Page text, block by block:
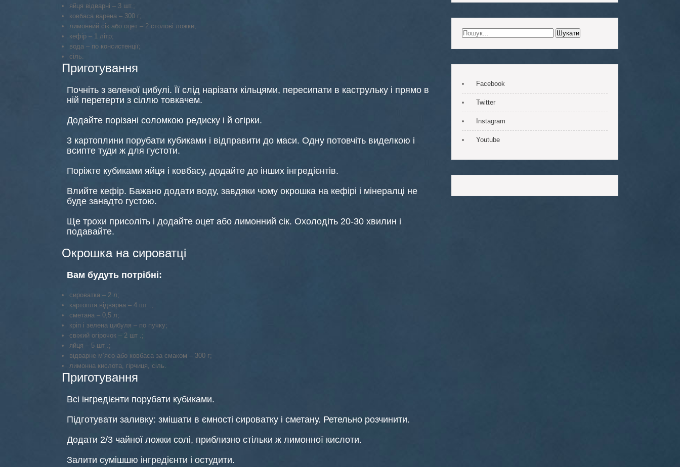
яйця відварні – 3 шт.;
ковбаса варена – 300 г;
лимонний сік або оцет – 2 столові ложки;
кефір – 1 літр;
вода – по консистенції;
сіль.
Приготування
Почніть з зеленої цибулі. Її слід нарізати кільцями, пересипати в каструльку і прямо в
ній перетерти з сіллю товкачем.
Додайте порізані соломкою редиску і й огірки.
3 картоплини порубати кубиками і відправити до маси. Одну потовчіть виделкою і
всипте туди ж для густоти.
Поріжте кубиками яйця і ковбасу, додайте до інших інгредієнтів.
Влийте кефір. Бажано додати воду, завдяки чому окрошка на кефірі і мінералці не
буде занадто густою.
Ще трохи присоліть і додайте оцет або лимонний сік. Охолодіть 20-30 хвилин і
подавайте.
Окрошка на сироватці
Вам будуть потрібні:
сироватка – 2 л;
картопля відварна – 4 шт .;
сметана – 0,5 л;
кріп і зелена цибуля – по пучку;
свіжий огірочок – 2 шт .;
яйця – 5 шт .;
відварне м’ясо або ковбаса за смаком – 300 г;
лимонна кислота, гірчиця, сіль.
Приготування
Всі інгредієнти порубати кубиками.
Підготувати заливку: змішати в ємності сироватку і сметану. Ретельно розчинити.
Додати 2/3 чайної ложки солі, приблизно стільки ж лимонної кислоти.
Залити сумішшю інгредієнти і остудити.
Facebook
Twitter
Instagram
Youtube